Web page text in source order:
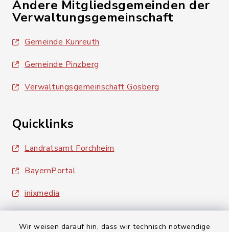
Wir weisen darauf hin, dass wir technisch notwendige
Andere Mitgliedsgemeinden der
Verwaltungsgemeinschaft
Gemeinde Kunreuth
Gemeinde Pinzberg
Verwaltungsgemeinschaft Gosberg
Quicklinks
Landratsamt Forchheim
BayernPortal
inixmedia